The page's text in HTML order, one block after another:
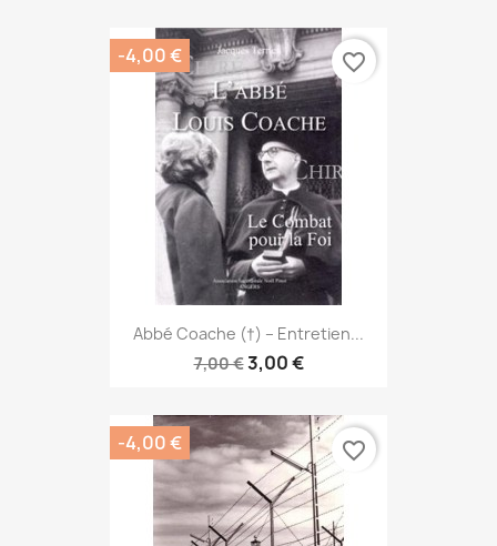
Abbé Coache (†) – Entretien...
7,00 €3,00 €
-4,00 € favorite_border
-4,00 € favorite_border